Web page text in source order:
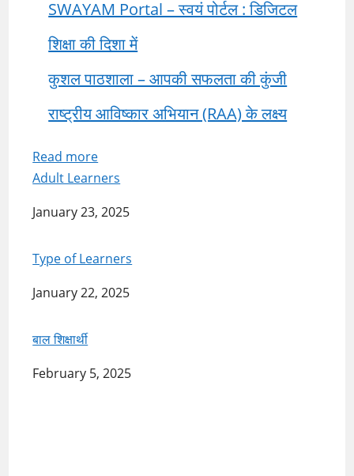
SWAYAM Portal – स्वयं पोर्टल : डिजिटल
शिक्षा की दिशा में
कुशल पाठशाला – आपकी सफलता की कुंजी
राष्ट्रीय आविष्कार अभियान (RAA) के लक्ष्य
Read more:
Characteristics
Adult Learners
Date
January 23, 2025
Type of Learners
Date
January 22, 2025
बाल शिक्षार्थी
Date
February 5, 2025